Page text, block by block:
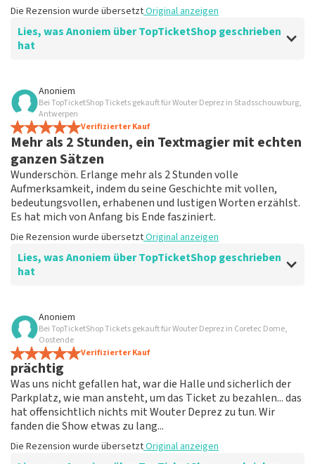
Die Rezension wurde übersetztOriginal anzeigen
Lies, was Anoniem über TopTicketShop geschrieben
hat
Bewertung von Anoniem über
Tickets waren ok
kein Kommentar zu den Tickets selbst oder zu ihrer
Lieferung.
Die Rezension wurde übersetzt
Anoniem
Bei TopTicketShop Tickets gekauft für Wouter Deprez in Stadsschouwburg,
Antwerpen
Verifizierter Kauf
Mehr als 2 Stunden, ein Textmagier mit echten
ganzen Sätzen
Wunderschön. Erlange mehr als 2 Stunden volle
Aufmerksamkeit, indem du seine Geschichte mit vollen,
bedeutungsvollen, erhabenen und lustigen Worten erzählst.
Es hat mich von Anfang bis Ende fasziniert.
Die Rezension wurde übersetztOriginal anzeigen
Lies, was Anoniem über TopTicketShop geschrieben
hat
Bewertung von Anoniem über
Gut organisiert
Hält, was es verspricht. Praktisch. Einfach auch für
diejenigen, die das Internet nicht kennen
Die Rezension wurde übersetzt Original anzeigen
Anoniem
Bei TopTicketShop Tickets gekauft für Wouter Deprez in Coretec Dome,
Oostende
Verifizierter Kauf
prächtig
Was uns nicht gefallen hat, war die Halle und sicherlich der
Parkplatz, wie man ansteht, um das Ticket zu bezahlen... das
hat offensichtlich nichts mit Wouter Deprez zu tun. Wir
fanden die Show etwas zu lang...
Die Rezension wurde übersetztOriginal anzeigen